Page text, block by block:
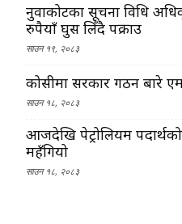
नुवाकोटका सूचना प्रविधि
रुपैयाँ घुस लिँदै पक्राउ
साउन १९, २०८३
कोसीमा सरकार गठन बारे
साउन १८, २०८३
आजदेखि पेट्रोलियम
महँगियो
साउन १८, २०८३